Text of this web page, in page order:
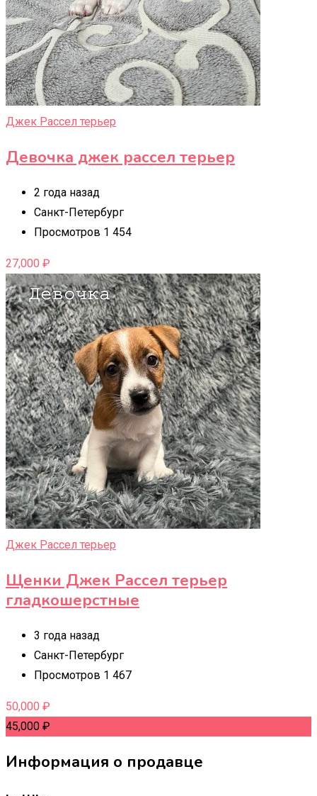
Джек Рассел терьер
Девочка джек рассел терьер
2 года назад
Санкт-Петербург
Просмотров 1 454
27,000 ₽
Джек Рассел терьер
Щенки Джек Рассел терьер
гладкошерстные
3 года назад
Санкт-Петербург
Просмотров 1 467
50,000 ₽
45,000 ₽
Информация о продавце